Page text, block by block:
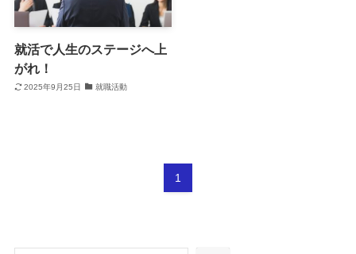
就活で人生のステージへ上
がれ！
2025年9月25日 就職活動
1